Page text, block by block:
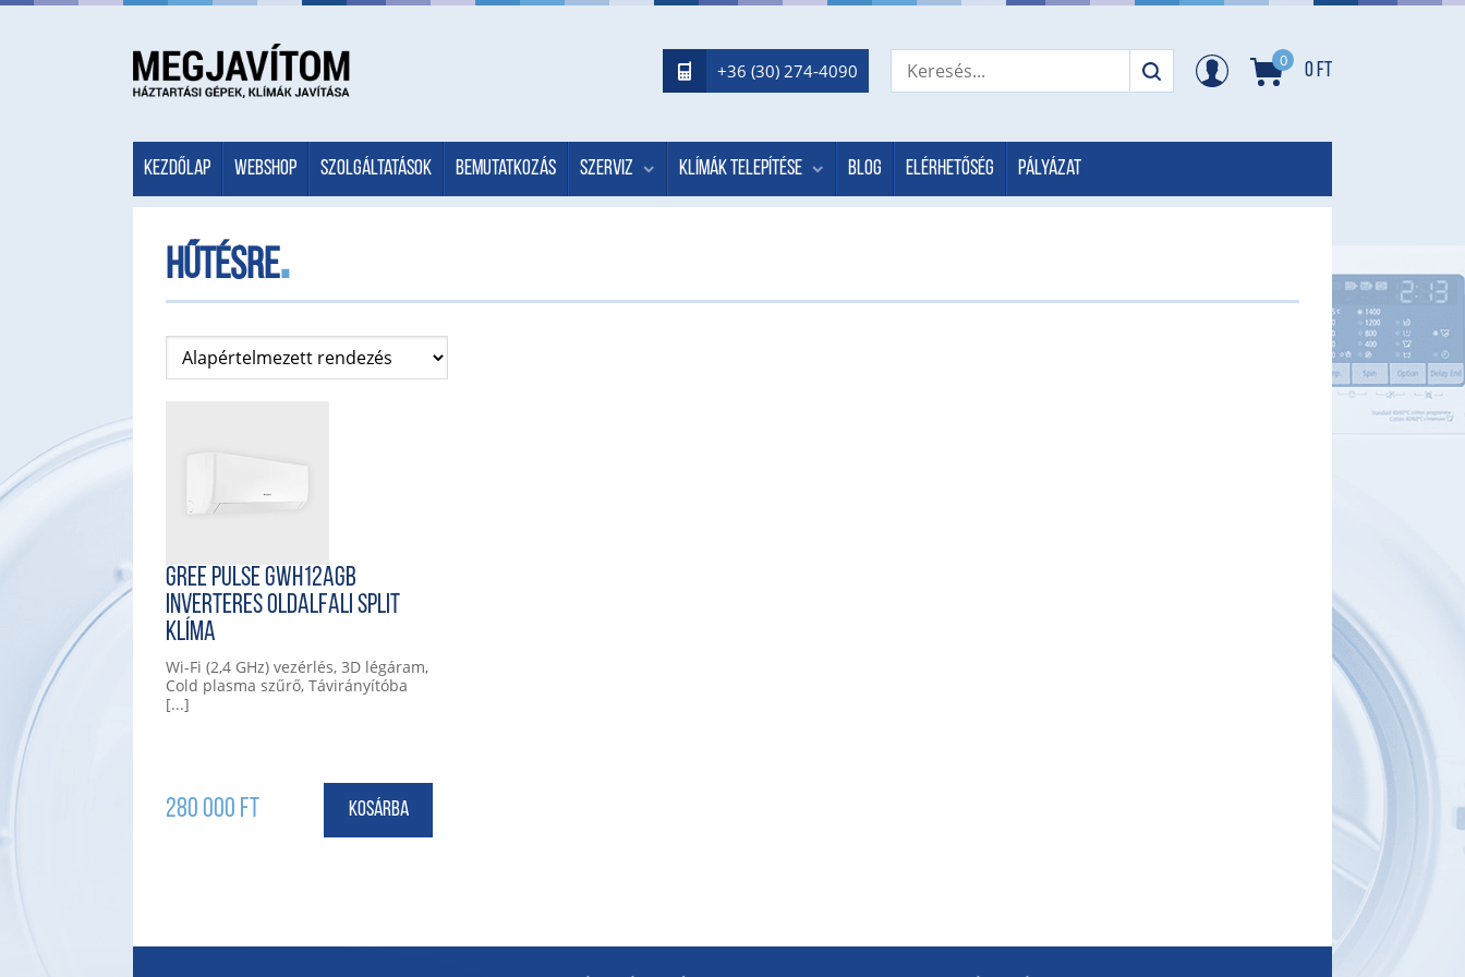
0 Ft
0
+36 (30) 274-4090
Kezdőlap Webshop Szolgáltatások Bemutatkozás Szerviz Klímák telepítése Blog Elérhetőség Pályázat
hűtésre
Gree Pulse GWH12AGB
Inverteres Oldalfali Split
klíma
Wi-Fi (2,4 GHz) vezérlés, 3D légáram,
Cold plasma szűrő, Távirányítóba
[...]
280 000 Ft Kosárba